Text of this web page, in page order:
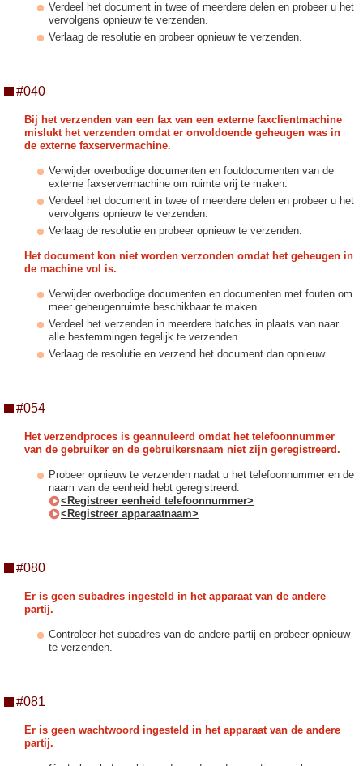
Verdeel het document in twee of meerdere delen en probeer u het
vervolgens opnieuw te verzenden.
Verlaag de resolutie en probeer opnieuw te verzenden.
#040
Bij het verzenden van een fax van een externe faxclientmachine
mislukt het verzenden omdat er onvoldoende geheugen was in
de externe faxservermachine.
Verwijder overbodige documenten en foutdocumenten van de
externe faxservermachine om ruimte vrij te maken.
Verdeel het document in twee of meerdere delen en probeer u het
vervolgens opnieuw te verzenden.
Verlaag de resolutie en probeer opnieuw te verzenden.
Het document kon niet worden verzonden omdat het geheugen in
de machine vol is.
Verwijder overbodige documenten en documenten met fouten om
meer geheugenruimte beschikbaar te maken.
Verdeel het verzenden in meerdere batches in plaats van naar
alle bestemmingen tegelijk te verzenden.
Verlaag de resolutie en verzend het document dan opnieuw.
#054
Het verzendproces is geannuleerd omdat het telefoonnummer
van de gebruiker en de gebruikersnaam niet zijn geregistreerd.
Probeer opnieuw te verzenden nadat u het telefoonnummer en de
naam van de eenheid hebt geregistreerd.
<Registreer eenheid telefoonnummer>
<Registreer apparaatnaam>
#080
Er is geen subadres ingesteld in het apparaat van de andere
partij.
Controleer het subadres van de andere partij en probeer opnieuw
te verzenden.
#081
Er is geen wachtwoord ingesteld in het apparaat van de andere
partij.